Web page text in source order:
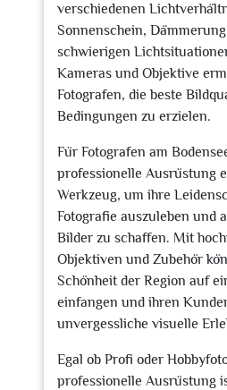
verschiedenen
Sonnenschein,
schwierigen
Kameras und Objektive
Fotografen, die beste
Bedingungen zu erzielen.
Für Fotografen am
professionelle Ausrüstung
Werkzeug, um ihre
Fotografie auszuleben und
Bilder zu schaffen. Mit
Objektiven und Zubehör
Schönheit der Region auf
einfangen und ihren
unvergessliche visuelle
Egal ob Profi oder
professionelle Ausrüstung